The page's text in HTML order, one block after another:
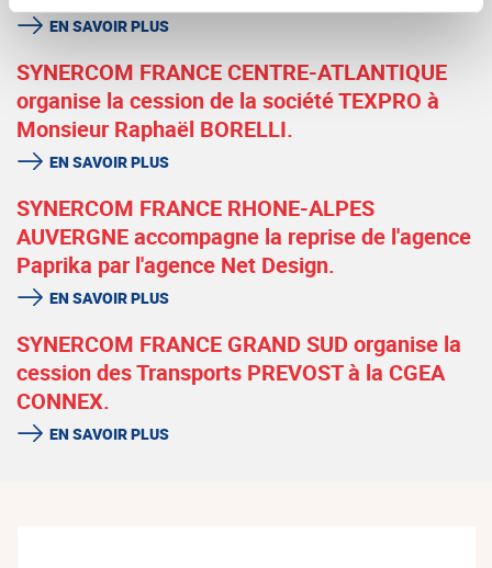
EN SAVOIR PLUS
SYNERCOM FRANCE CENTRE-ATLANTIQUE
organise la cession de la société TEXPRO à
Monsieur Raphaël BORELLI.
EN SAVOIR PLUS
SYNERCOM FRANCE RHONE-ALPES
AUVERGNE accompagne la reprise de l'agence
Paprika par l'agence Net Design.
EN SAVOIR PLUS
SYNERCOM FRANCE GRAND SUD organise la
cession des Transports PREVOST à la CGEA
CONNEX.
EN SAVOIR PLUS